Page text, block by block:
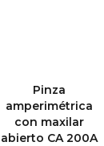
Pinza
amperimétrica
con maxilar
abierto CA 200A